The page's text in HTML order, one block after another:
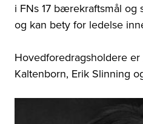
i FNs 17 bærekraftsmål og
og kan bety for ledelse
Hovedforedragsholdere
Kaltenborn, Erik Slinning